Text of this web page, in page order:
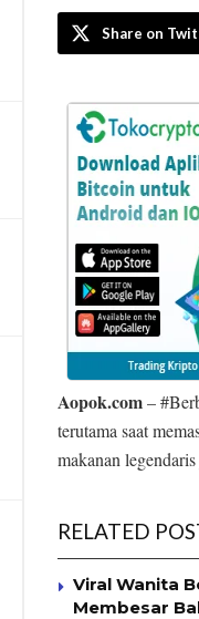
Share on
Aopok.com–
terutama saat
makanan
RELATED
Viral Wanita
Membesar